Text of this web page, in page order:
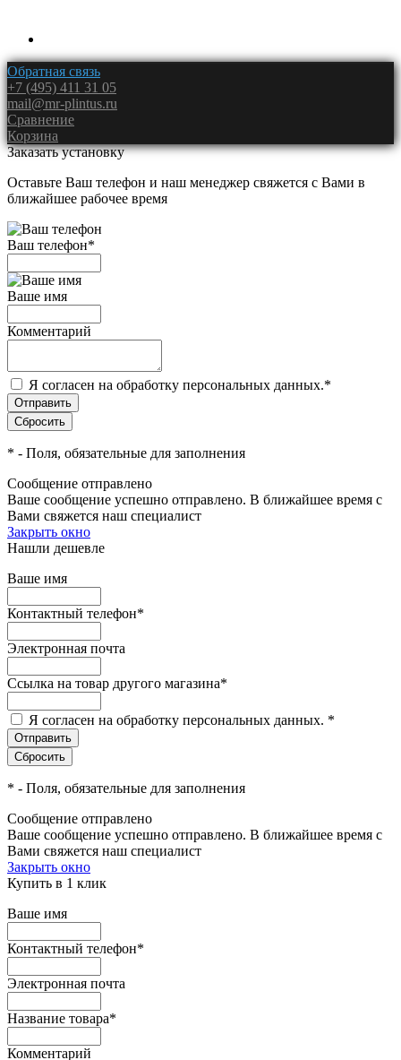
Обратная связь
+7 (495) 411 31 05
mail@mr-plintus.ru
Сравнение
Корзина
Заказать установку
Оставьте Ваш телефон и наш менеджер свяжется с Вами в
ближайшее рабочее время
Ваш телефон*
Ваше имя
Комментарий
Я согласен на обработку персональных данных.*
* - Поля, обязательные для заполнения
Сообщение отправлено
Ваше сообщение успешно отправлено. В ближайшее время с
Вами свяжется наш специалист
Закрыть окно
Нашли дешевле
Ваше имя
Контактный телефон*
Электронная почта
Ссылка на товар другого магазина*
Я согласен на обработку персональных данных. *
* - Поля, обязательные для заполнения
Сообщение отправлено
Ваше сообщение успешно отправлено. В ближайшее время с
Вами свяжется наш специалист
Закрыть окно
Купить в 1 клик
Ваше имя
Контактный телефон*
Электронная почта
Название товара*
Комментарий